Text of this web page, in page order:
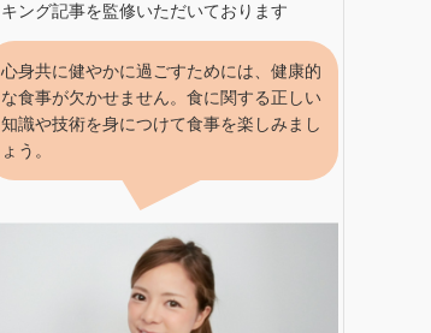
キング記事を監修いただいております
心身共に健やかに過ごすためには、健康的
な食事が欠かせません。食に関する正しい
知識や技術を身につけて食事を楽しみまし
ょう。